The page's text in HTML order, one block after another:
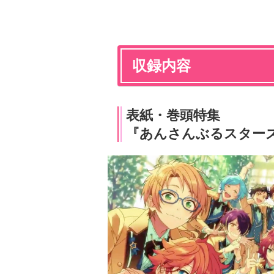
収録内容
表紙・巻頭特集
『あんさんぶるスター